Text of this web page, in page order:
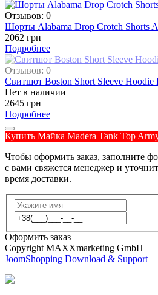
Отзывов: 0
Шорты Alabama Drop Crotch Shorts
2062 грн
Подробнее
Отзывов: 0
Свитшот Boston Short Sleeve Hoodie
Нет в наличии
2645 грн
Подробнее
Купить Майка Madera Tank Top
Чтобы оформить заказ, заполните
с вами свяжется менеджер и
время доставки.
Оформить заказ
Copyright MAXXmarketing GmbH
JoomShopping Download & Support